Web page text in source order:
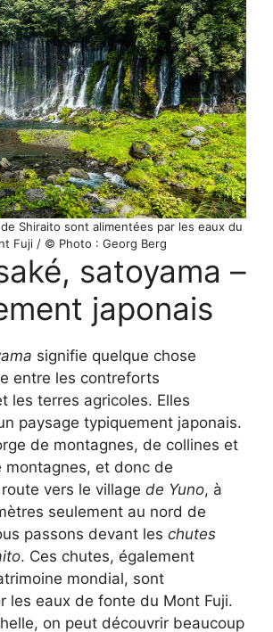
de Shiraito sont alimentées par les eaux du
Fuji / © Photo : Georg Berg
satoyama –
japonais
signifie quelque chose
entre les contreforts
les terres agricoles. Elles
paysage typiquement japonais.
de montagnes, de collines et
montagnes, et donc de
vers le village de Yuno, à
seulement au nord de
passons devant les chutes
. Ces chutes, également
mondial, sont
les eaux de fonte du Mont Fuji.
on peut découvrir beaucoup